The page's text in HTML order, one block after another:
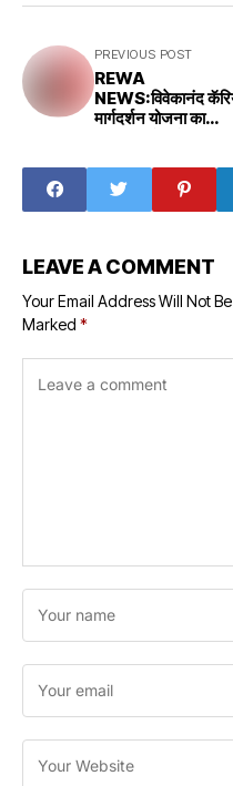
PREVIOUS POST
REWA
NEWS:विवेकानंद
मार्गदर्शन योजना का
समापन
LEAVE A COMMENT
Your Email Address Will Not
Marked *